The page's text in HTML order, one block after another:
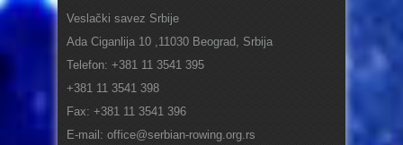
Veslački savez Srbije
Ada Ciganlija 10 ,11030 Beograd, Srbija
Telefon: +381 11 3541 395
+381 11 3541 398
Fax: +381 11 3541 396
E-mail: office@serbian-rowing.org.rs